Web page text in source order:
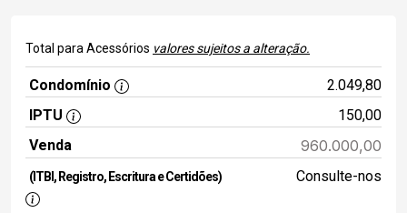
Total para Acessórios valores sujeitos a alteração.
Condomínio
2.049,80
IPTU
150,00
Venda
960.000,00
(ITBI, Registro, Escritura e Certidões) Consulte-nos